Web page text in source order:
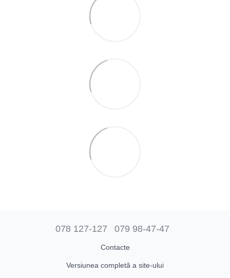
078 127-127 079 98-47-47
Contacte
Versiunea completă a site-ului